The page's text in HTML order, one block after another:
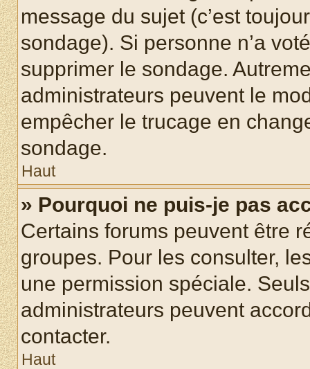
message du sujet (c’est
sondage). Si personne n’a
supprimer le sondage.
administrateurs peuvent le
empêcher le trucage en
sondage.
Haut
» Pourquoi ne puis-je pas
Certains forums peuvent être
groupes. Pour les consulter,
une permission spéciale.
administrateurs peuvent
contacter.
Haut